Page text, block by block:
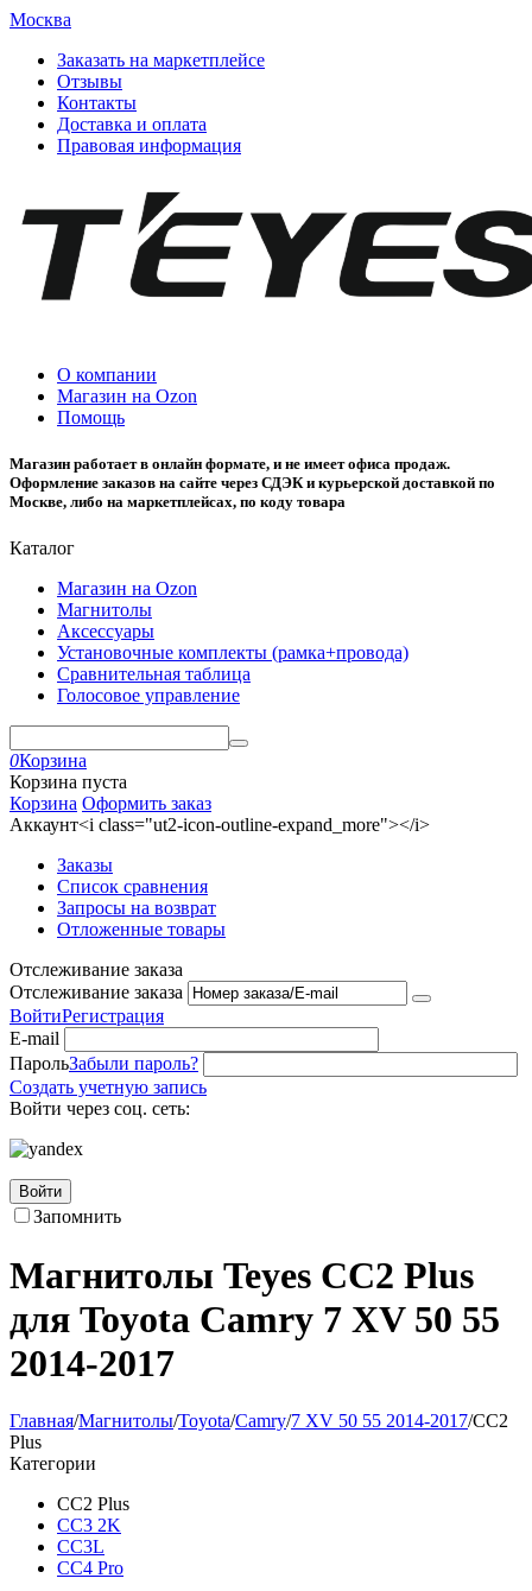
Москва
Заказать на маркетплейсе
Отзывы
Контакты
Доставка и оплата
Правовая информация
О компании
Магазин на Ozon
Помощь
Магазин работает в онлайн формате, и не имеет офиса продаж.
Оформление заказов на сайте через СДЭК и курьерской доставкой по
Москве, либо на маркетплейсах, по коду товара
Каталог
Магазин на Ozon
Магнитолы
Аксессуары
Установочные комплекты (рамка+провода)
Сравнительная таблица
Голосовое управление
0Корзина
Корзина пуста
Корзина Оформить заказ
Аккаунт<i class="ut2-icon-outline-expand_more"></i>
Заказы
Список сравнения
Запросы на возврат
Отложенные товары
Отслеживание заказа
Отслеживание заказа
ВойтиРегистрация
E-mail
ПарольЗабыли пароль?
Создать учетную запись
Войти через соц. сеть:
Войти
Запомнить
Магнитолы Teyes CC2 Plus
для Toyota Camry 7 XV 50 55
2014-2017
Главная/Магнитолы/Toyota/Camry/7 XV 50 55 2014-2017/CC2
Plus
Категории
CC2 Plus
CC3 2K
CC3L
CC4 Pro